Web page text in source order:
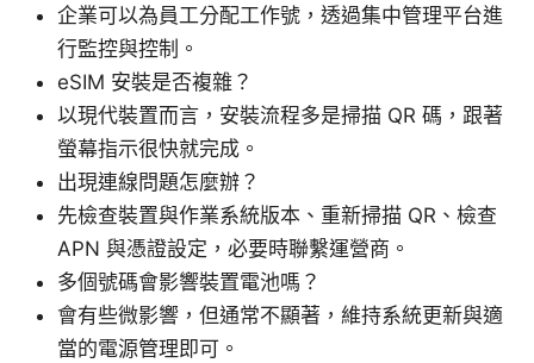
企業可以為員工分配工作號，透過集中管理平台進
行監控與控制。
eSIM 安裝是否複雜？
以現代裝置而言，安裝流程多是掃描 QR 碼，跟著
螢幕指示很快就完成。
出現連線問題怎麼辦？
先檢查裝置與作業系統版本、重新掃描 QR、檢查
APN 與憑證設定，必要時聯繫運營商。
多個號碼會影響裝置電池嗎？
會有些微影響，但通常不顯著，維持系統更新與適
當的電源管理即可。